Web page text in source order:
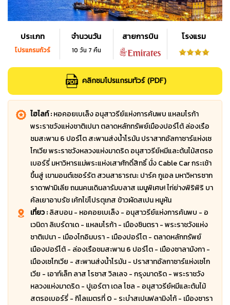
ประเภท
โปรแกรมทัวร์
จำนวนวัน
10 วัน 7 คืน
สายการบิน โรงแรม
คลิกชมโปรแกรมทัวร์ (PDF)
ไฮไลท์ :หอคอยเบเล็ง อนุสาวรีย์แห่งการค้นพบ แหลมโรก้า
พระราชวังแห่งชาติเปนา ตลาดหลักทรัพย์เมืองปอร์โต้ ล่องเรือ
ชมสะพาน 6 ปอร์โต สะพานส่งน้ำโรมัน ปราสาทอัลกาซาร์แห่งเซ
โกเวีย พระราชวังหลวงแห่งมาดริด อนุสาวรีย์หมีและต้นไม้สตรอ
เบอร์รี่ มหาวิหารแม่พระแห่งเสาศักดิ์สิทธิ์ นั่ง Cable Car กระเช้า
ขึ้นสู่ เขามอนต์เซอร์รัต สวนสาธารณะ ปาร์ค กูเอล มหาวิหารซาก
ราดาฟามิเลีย ถนนคนเดินลารัมบลาส เมนูพิเศษ! ไก่ย่างพิริพิริ บา
คัลเยาอาบรัช เค้กไข่โปรตุเกส ข้าวผัดสเปน หมูหัน
เที่ยว :ลิสบอน - หอคอยเบเล็ง - อนุสาวรีย์แห่งการค้นพบ - อ
เวนิดา ลิเบร์ดาเด - แหลมโรก้า - เมืองซินตรา - พระราชวังแห่ง
ชาติเปนา - เมืองโกอิมบรา - เมืองปอร์โต - ตลาดหลักทรัพย์
เมืองปอร์โต้ - ล่องเรือชมสะพาน 6 ปอร์โต - เมืองซาลามังกา -
เมืองเซโกเวีย - สะพานส่งน้ำโรมัน - ปราสาทอัลกาซาร์แห่งเซโก
เวีย - เอาท์เล็ท ลาส โรซาส วิลเลจ - กรุงมาดริด - พระราชวัง
หลวงแห่งมาดริด - ปูเอร์ตา เดล โซล - อนุสาวรีย์หมีและต้นไม้
สตรอเบอร์รี่ - กิโลเมตรที่ 0 - ระบำสเปนฟลามิงโก้ - เมืองซารา